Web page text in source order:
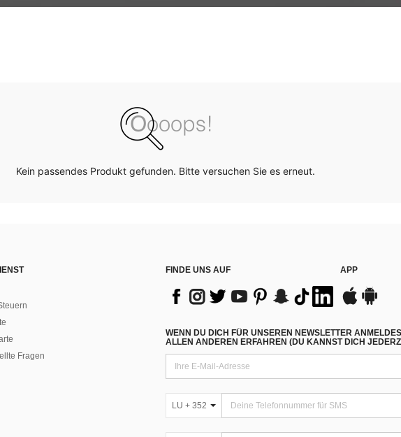
Kein passendes Produkt gefunden. Bitte versuchen Sie es erneut.
Fragen
FINDE UNS AUF APP
WENN DU DICH FÜR UNSEREN NEWSLETTER
ALLEN ANDEREN ERFAHREN (DU KANNST DICH
LU + 352